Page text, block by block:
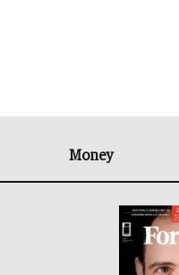
Money